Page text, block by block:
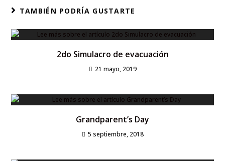
TAMBIÉN PODRÍA GUSTARTE
2do Simulacro de evacuación
21 mayo, 2019
Grandparent’s Day
5 septiembre, 2018